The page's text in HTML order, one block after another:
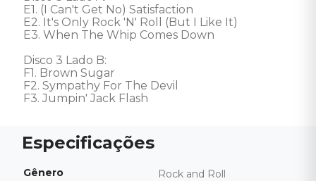
E1. (I Can't Get No) Satisfaction
E2. It's Only Rock 'N' Roll (But I Like It)
E3. When The Whip Comes Down
Disco 3 Lado B:
F1. Brown Sugar
F2. Sympathy For The Devil
F3. Jumpin' Jack Flash
Gênero Rock and Roll